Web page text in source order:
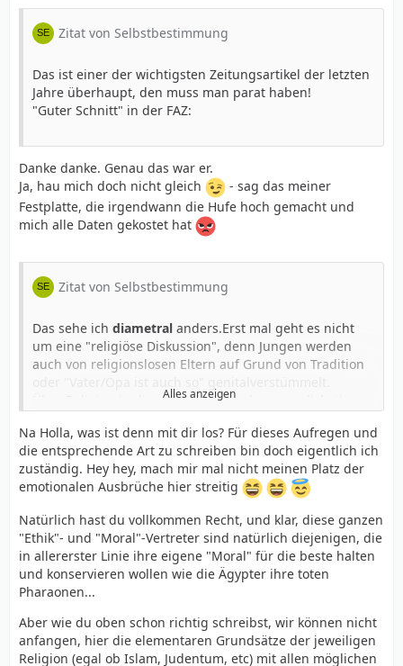
Zitat von Selbstbestimmung
Das ist einer der wichtigsten Zeitungsartikel der letzten
Jahre überhaupt, den muss man parat haben!
"Guter Schnitt" in der FAZ:
Danke danke. Genau das war er.
Ja, hau mich doch nicht gleich
- sag das meiner
Festplatte, die irgendwann die Hufe hoch gemacht und
mich alle Daten gekostet hat
Zitat von Selbstbestimmung
Das sehe ich diametral anders.Erst mal geht es nicht
um eine "religiöse Diskussion", denn Jungen werden
auch von religionslosen Eltern auf Grund von Tradition
Über Religion in diesem Zusammenhang zu diskutieren
Baby hat keine Religion. An eine Religion zu glauben,
dazu ist es nicht in der Lage. Aber es ist ein Mensch,
und es somit hat es das Recht auf körperliche
Unversehrtheit.
Meine Güte, es ist doch offensichtlich, wie sehr die
traditionsmotivierte und die pseudomedizinische
Jungenverstümmelung miteinander verwoben sind!
Das eine bedingt das andere und das andere das eine.
Wer produziert denn all die "medizinischen" Studien,
über die segensreiche und völlig harmlose
Jungenverstümmelung, und warum? Es geht dabei
darum, die eigene Tradition abzusichern!
Und dieser Dreckmist wird dann noch ständig von
unserer "Qualitätspresse" nachgeplappert, die Vorhaut
wird dämonisiert, als Krankheitsbringer, als nutzloser
Kollateralschäden der Jungenverstümmelungstradition.
Alles anzeigen
Na Holla, was ist denn mit dir los? Für dieses Aufregen und
die entsprechende Art zu schreiben bin doch eigentlich ich
zuständig. Hey hey, mach mir mal nicht meinen Platz der
emotionalen Ausbrüche hier streitig
Natürlich hast du vollkommen Recht, und klar, diese ganzen
"Ethik"- und "Moral"-Vertreter sind natürlich diejenigen, die
in allererster Linie ihre eigene "Moral" für die beste halten
und konservieren wollen wie die Ägypter ihre toten
Pharaonen...
Aber wie du oben schon richtig schreibst, wir können nicht
anfangen, hier die elementaren Grundsätze der jeweiligen
Religion (egal ob Islam, Judentum, etc) mit allen möglichen